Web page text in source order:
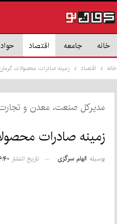
خانه جامعه اقتصاد
خانه اقتصاد زمینه صادرات محصولات
مدیرکل صنعت، معدن و
زمینه صادرات
بوسیله الهام سرگزی تاریخ انتشار ۱۶:۴۰ - ۲۵